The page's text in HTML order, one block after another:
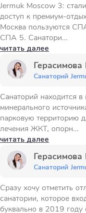
Jermuk Moscow 3:
доступ к премиум-
Москва пользуются
СПА 5. Санатори...
читать далее
Санаторий
Санаторий находится
минерального
парковую территорию
лечения ЖКТ, опорн...
читать далее
Санаторий
Сразу хочу отметить
санатории, которое
буквально в 2019